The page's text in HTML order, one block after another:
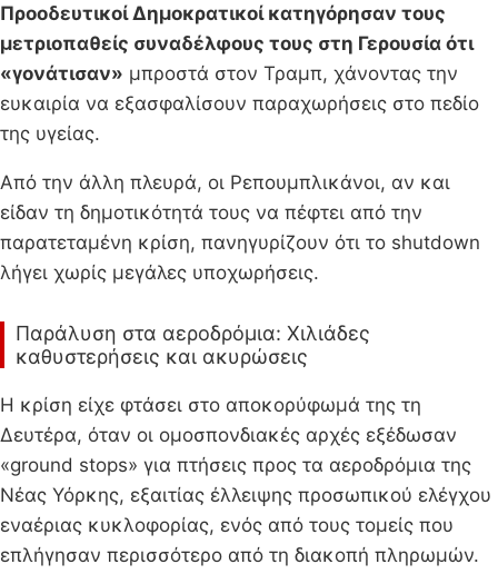
Προοδευτικοί Δημοκρατικοί κατηγόρησαν τους
μετριοπαθείς συναδέλφους τους στη Γερουσία ότι
«γονάτισαν» μπροστά στον Τραμπ, χάνοντας την
ευκαιρία να εξασφαλίσουν παραχωρήσεις στο πεδίο
της υγείας.
Από την άλλη πλευρά, οι Ρεπουμπλικάνοι, αν και
είδαν τη δημοτικότητά τους να πέφτει από την
παρατεταμένη κρίση, πανηγυρίζουν ότι το shutdown
λήγει χωρίς μεγάλες υποχωρήσεις.
Παράλυση στα αεροδρόμια: Χιλιάδες
καθυστερήσεις και ακυρώσεις
Η κρίση είχε φτάσει στο αποκορύφωμά της τη
Δευτέρα, όταν οι ομοσπονδιακές αρχές εξέδωσαν
«ground stops» για πτήσεις προς τα αεροδρόμια της
Νέας Υόρκης, εξαιτίας έλλειψης προσωπικού ελέγχου
εναέριας κυκλοφορίας, ενός από τους τομείς που
επλήγησαν περισσότερο από τη διακοπή πληρωμών.